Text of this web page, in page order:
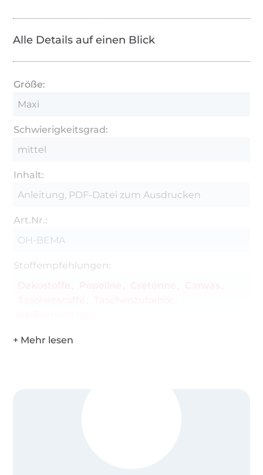
Alle Details auf einen Blick
Größe:
Maxi
Schwierigkeitsgrad:
mittel
Inhalt:
Anleitung, PDF-Datei zum Ausdrucken
Art.Nr.:
OH-BEMA
Stoffempfehlungen:
Dekostoffe
Popeline Cretonne
Canvas